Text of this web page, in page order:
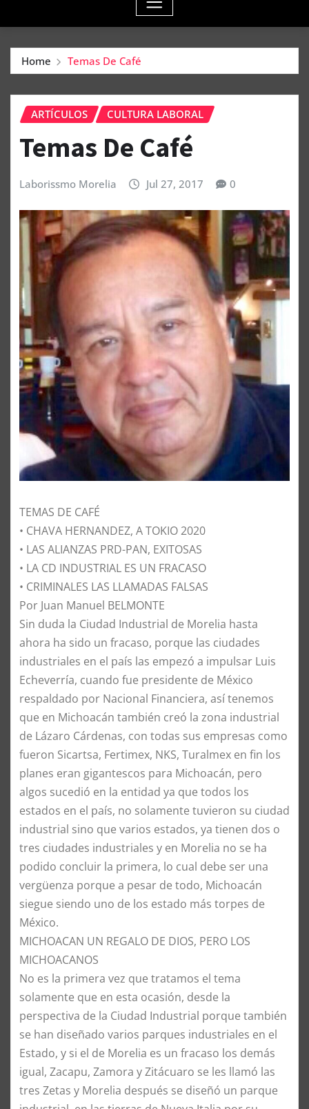
Home Temas De Café
ARTÍCULOS CULTURA LABORAL
Temas De Café
Laborissmo Morelia Jul 27, 2017 0
TEMAS DE CAFÉ
• CHAVA HERNANDEZ, A TOKIO 2020
• LAS ALIANZAS PRD-PAN, EXITOSAS
• LA CD INDUSTRIAL ES UN FRACASO
• CRIMINALES LAS LLAMADAS FALSAS
Por Juan Manuel BELMONTE
​Sin duda la Ciudad Industrial de Morelia hasta
ahora ha sido un fracaso, porque las ciudades
industriales en el país las empezó a impulsar Luis
Echeverría, cuando fue presidente de México
respaldado por Nacional Financiera, así tenemos
que en Michoacán también creó la zona industrial
de Lázaro Cárdenas, con todas sus empresas como
fueron Sicartsa, Fertimex, NKS, Turalmex en fin los
planes eran gigantescos para Michoacán, pero
algos sucedió en la entidad ya que todos los
estados en el país, no solamente tuvieron su ciudad
industrial sino que varios estados, ya tienen dos o
tres ciudades industriales y en Morelia no se ha
podido concluir la primera, lo cual debe ser una
vergüenza porque a pesar de todo, Michoacán
siegue siendo uno de los estado más torpes de
México.
​MICHOACAN UN REGALO DE DIOS, PERO LOS
MICHOACANOS
​No es la primera vez que tratamos el tema
solamente que en esta ocasión, desde la
perspectiva de la Ciudad Industrial porque también
se han diseñado varios parques industriales en el
Estado, y si el de Morelia es un fracaso los demás
igual, Zacapu, Zamora y Zitácuaro se les llamó las
tres Zetas y Morelia después se diseñó un parque